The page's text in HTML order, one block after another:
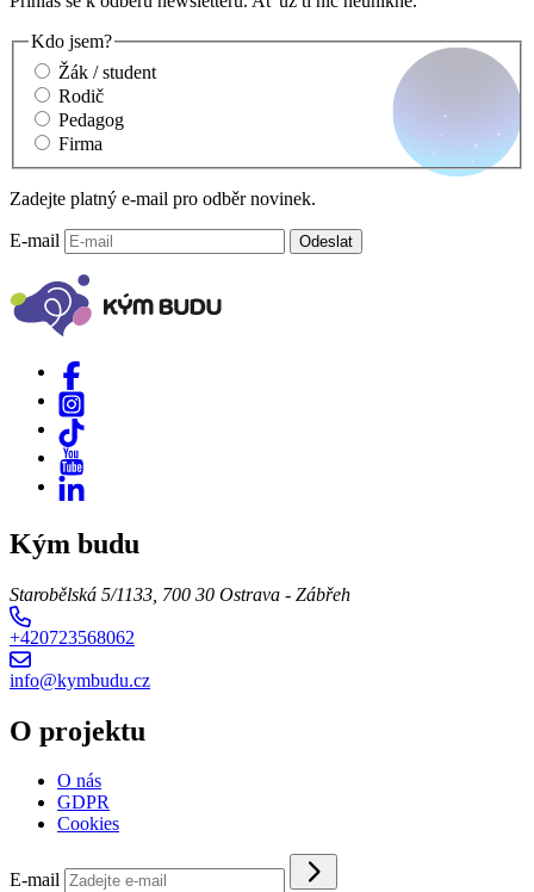
Kdo jsem?
Žák / student
Rodič
Pedagog
Firma
Zadejte platný e-mail pro odběr novinek.
E-mail Odeslat
Kým budu
Starobělská 5/1133, 700 30 Ostrava - Zábřeh
+420723568062
info@kymbudu.cz
O projektu
O nás
GDPR
Cookies
E-mail